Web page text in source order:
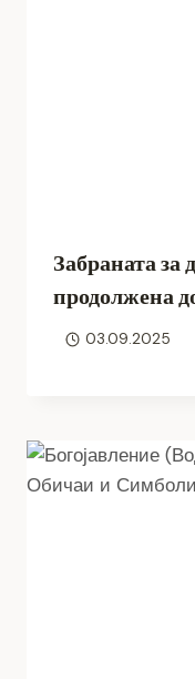
Забраната
продолжена
03.09.2025